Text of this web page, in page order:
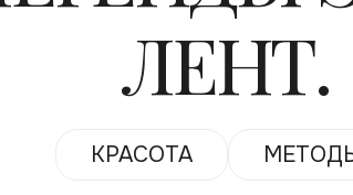
ЛЕНТ.
КРАСОТА